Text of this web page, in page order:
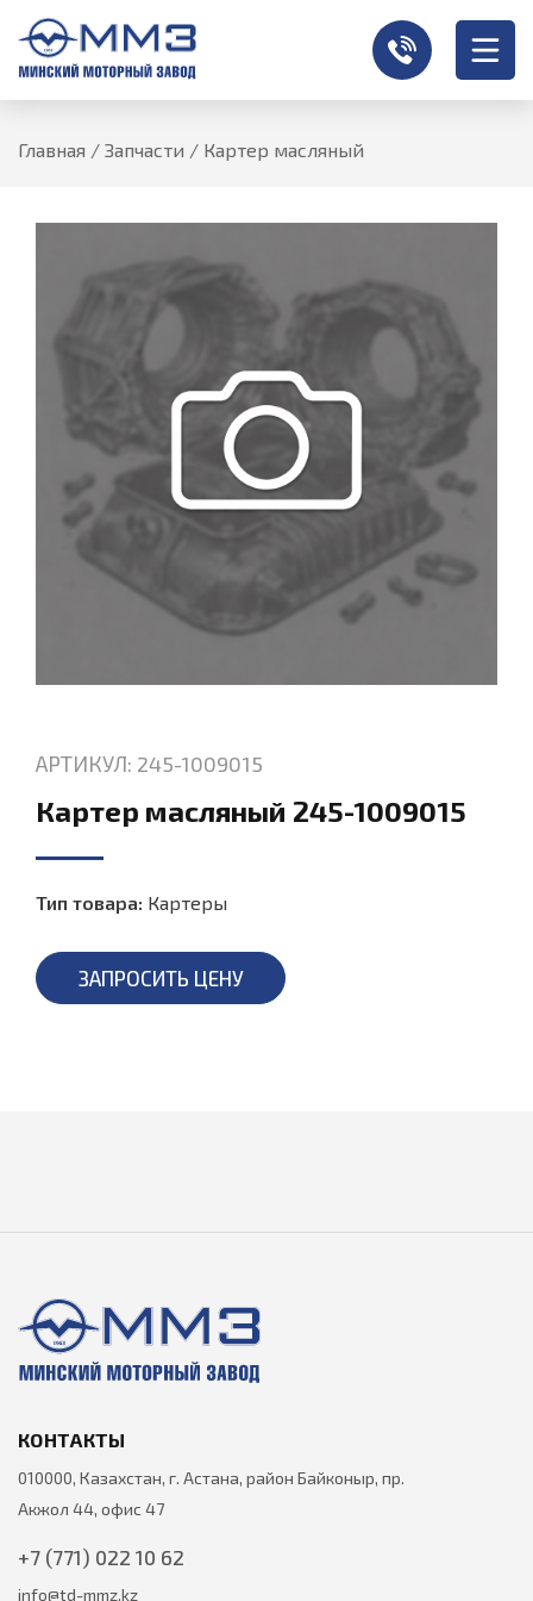
Главная / Запчасти / Картер масляный
АРТИКУЛ: 245-1009015
Картер масляный 245-1009015
Тип товара: Картеры
ЗАПРОСИТЬ ЦЕНУ
КОНТАКТЫ
010000, Казахстан, г. Астана, район Байконыр, пр.
Акжол 44, офис 47
+7 (771) 022 10 62
info@td-mmz.kz